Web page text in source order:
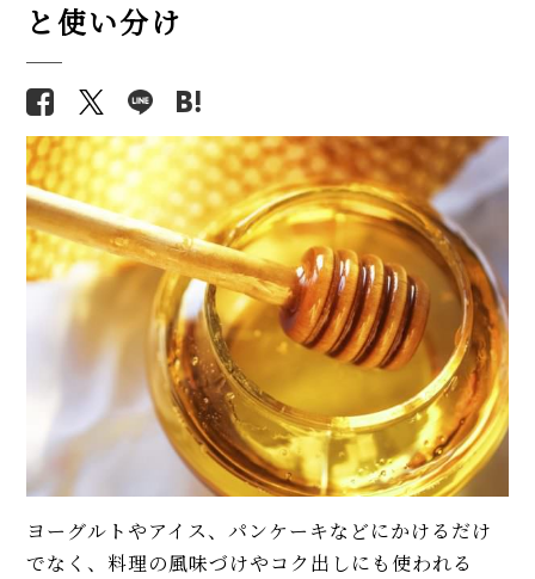
と使い分け
ヨーグルトやアイス、パンケーキなどにかけるだけ
でなく、料理の風味づけやコク出しにも使われる